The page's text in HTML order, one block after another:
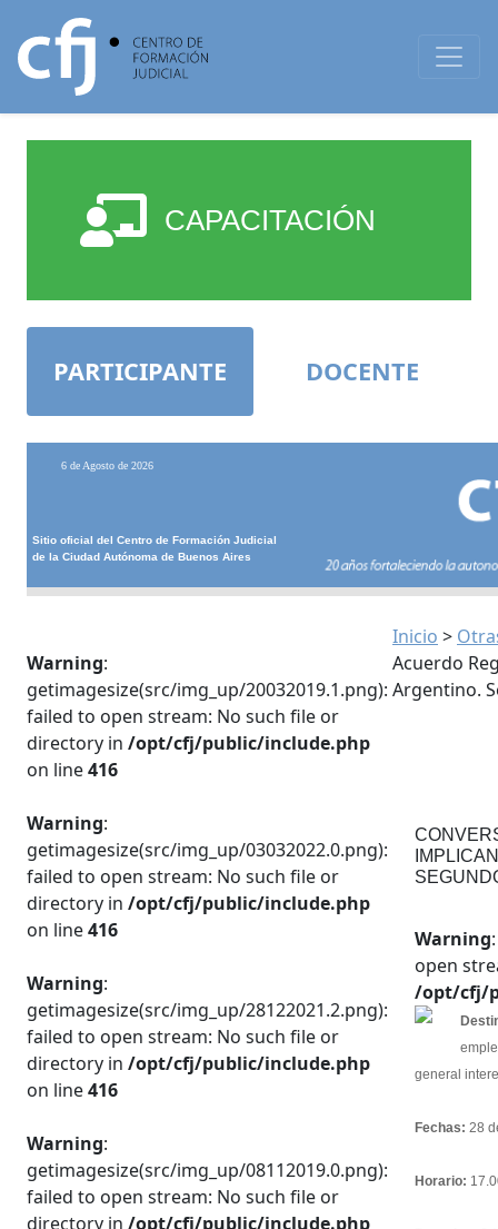
CAPACITACIÓN
PARTICIPANTE DOCENTE
6 de Agosto de 2026
Sitio oficial del Centro de Formación Judicial
de la Ciudad Autónoma de Buenos Aires
Warning:
getimagesize(src/img_up/20032019.1.png):
failed to open stream: No such file or
directory in /opt/cfj/public/include.php
on line416
Warning:
getimagesize(src/img_up/03032022.0.png):
failed to open stream: No such file or
directory in /opt/cfj/public/include.php
on line416
Warning:
getimagesize(src/img_up/28122021.2.png):
failed to open stream: No such file or
directory in /opt/cfj/public/include.php
on line416
Warning:
getimagesize(src/img_up/08112019.0.png):
failed to open stream: No such file or
directory in /opt/cfj/public/include.php
Inicio >
Acuerdo
Argentino.
Warning
open
/opt/cfj/
general
Fechas: 28
Horario: